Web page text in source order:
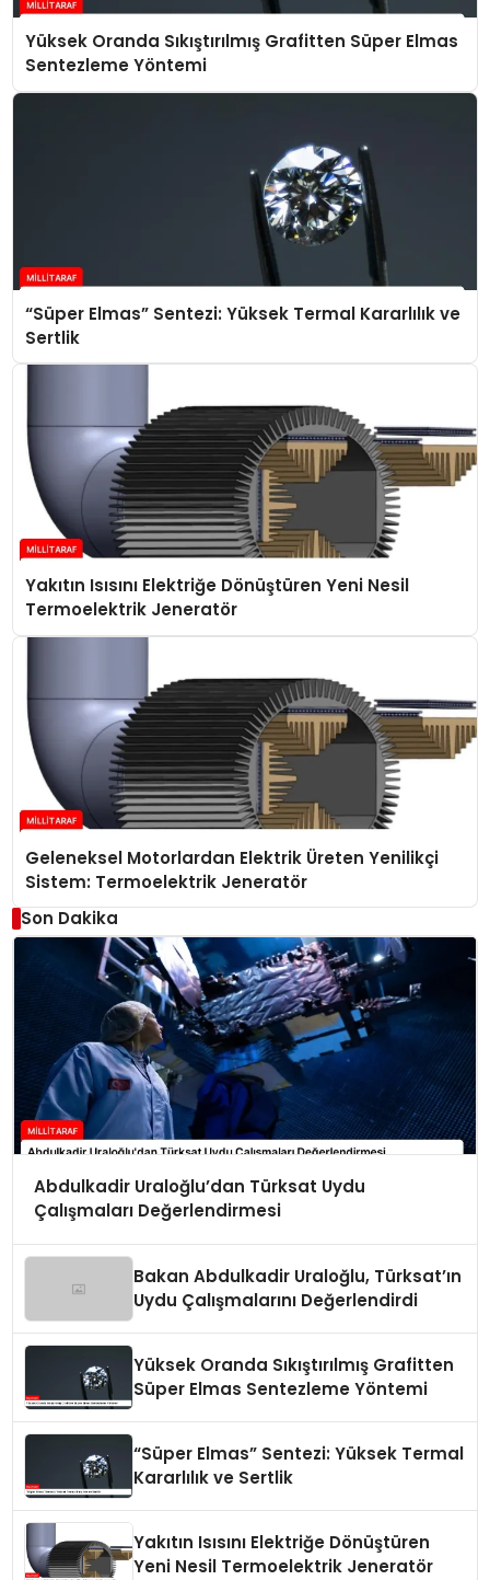
Yüksek Oranda Sıkıştırılmış Grafitten Süper Elmas
Sentezleme Yöntemi
“Süper Elmas” Sentezi: Yüksek Termal Kararlılık ve
Sertlik
Yakıtın Isısını Elektriğe Dönüştüren Yeni Nesil
Termoelektrik Jeneratör
Geleneksel Motorlardan Elektrik Üreten Yenilikçi
Sistem: Termoelektrik Jeneratör
Son Dakika
Abdulkadir Uraloğlu’dan Türksat Uydu
Çalışmaları Değerlendirmesi
Bakan Abdulkadir Uraloğlu, Türksat’ın
Uydu Çalışmalarını Değerlendirdi
Yüksek Oranda Sıkıştırılmış Grafitten
Süper Elmas Sentezleme Yöntemi
“Süper Elmas” Sentezi: Yüksek Termal
Kararlılık ve Sertlik
Yakıtın Isısını Elektriğe Dönüştüren
Yeni Nesil Termoelektrik Jeneratör